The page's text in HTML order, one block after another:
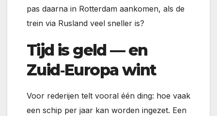
pas daarna in Rotterdam aankomen, als de
trein via Rusland veel sneller is?
Tijd is geld — en
Zuid‑Europa wint
Voor rederijen telt vooral één ding: hoe vaak
een schip per jaar kan worden ingezet. Een